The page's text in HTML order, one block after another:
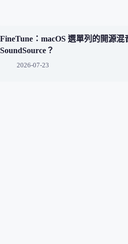
FineTune：macOS 選單列的開源
SoundSource？
2026-07-23